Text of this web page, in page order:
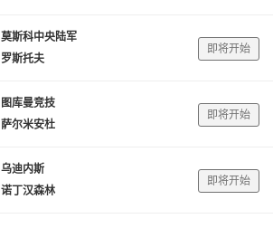
莫斯科中央陆军
罗斯托夫
即将开始
图库曼竞技
萨尔米安杜
即将开始
乌迪内斯
诺丁汉森林
即将开始